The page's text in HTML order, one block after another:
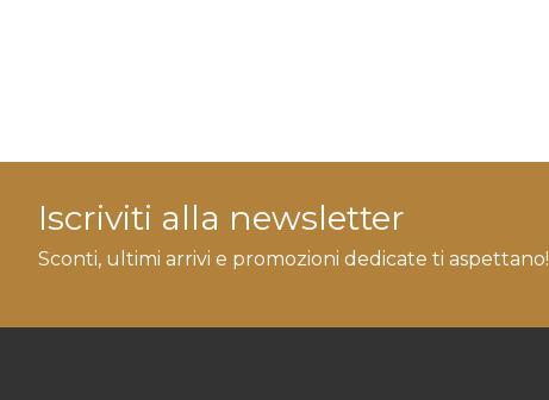
Iscriviti alla newsletter
Sconti, ultimi arrivi e promozioni dedicate ti aspettano!